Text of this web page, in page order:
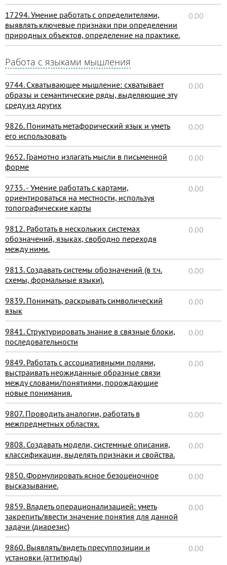
17294. Умение работать с определителями,
выявлять ключевые признаки при определении
природных объектов, определение на практике.
0.00
Работа с языками мышления
9744. Схватывающее мышление: схватывает
образы и семантические ряды, выделяющие эту
среду из других
0.00
9826. Понимать метафорический язык и уметь
его использовать
0.00
9652. Грамотно излагать мысли в письменной
форме
0.00
9735. - Умение работать с картами,
ориентироваться на местности, используя
топографические карты
0.00
9812. Работать в нескольких системах
обозначений, языках, свободно переходя
между ними.
0.00
9813. Создавать системы обозначений (в т.ч.
схемы, формальные языки).
0.00
9839. Понимать, раскрывать символический
язык
0.00
9841. Структурировать знание в связные блоки,
последовательности
0.00
9849. Работать с ассоциативными полями,
выстраивать неожиданные образные связи
между словами/понятиями, порождающие
новые понимания.
0.00
9807. Проводить аналогии, работать в
межпредметных областях.
0.00
9808. Создавать модели, системные описания,
классификации, выделять признаки и свойства.
0.00
9850. Формулировать ясное безоценочное
высказывание.
0.00
9859. Владеть операционализацией: уметь
закрепить/ввести значение понятия для данной
задачи (диарезис)
0.00
9860. Выявлять/видеть пресуппозиции и
установки (аттитюды)
0.00